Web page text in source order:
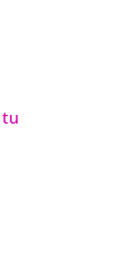
el estilo de
tu